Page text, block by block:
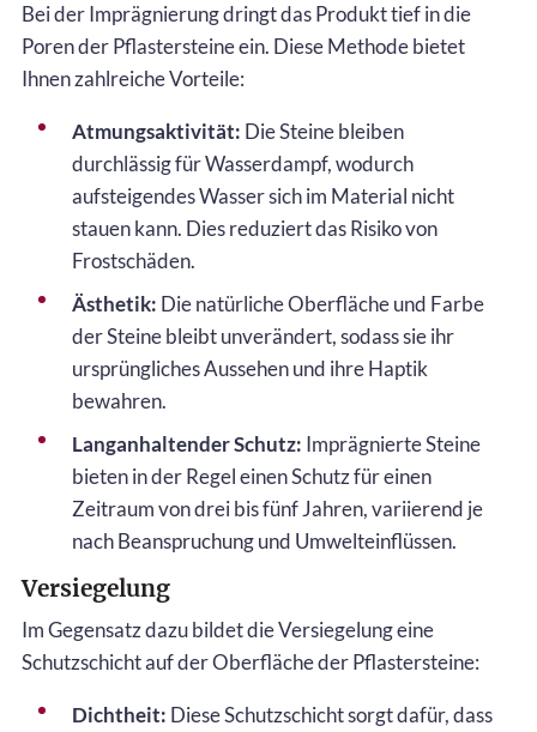
Bei der Imprägnierung dringt das Produkt tief in die
Poren der Pflastersteine ein. Diese Methode bietet
Ihnen zahlreiche Vorteile:
Atmungsaktivität: Die Steine bleiben
durchlässig für Wasserdampf, wodurch
aufsteigendes Wasser sich im Material nicht
stauen kann. Dies reduziert das Risiko von
Frostschäden.
Ästhetik: Die natürliche Oberfläche und Farbe
der Steine bleibt unverändert, sodass sie ihr
ursprüngliches Aussehen und ihre Haptik
bewahren.
Langanhaltender Schutz: Imprägnierte Steine
bieten in der Regel einen Schutz für einen
Zeitraum von drei bis fünf Jahren, variierend je
nach Beanspruchung und Umwelteinflüssen.
Versiegelung
Im Gegensatz dazu bildet die Versiegelung eine
Schutzschicht auf der Oberfläche der Pflastersteine:
Dichtheit: Diese Schutzschicht sorgt dafür, dass